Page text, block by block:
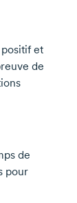
et
de
de
pour